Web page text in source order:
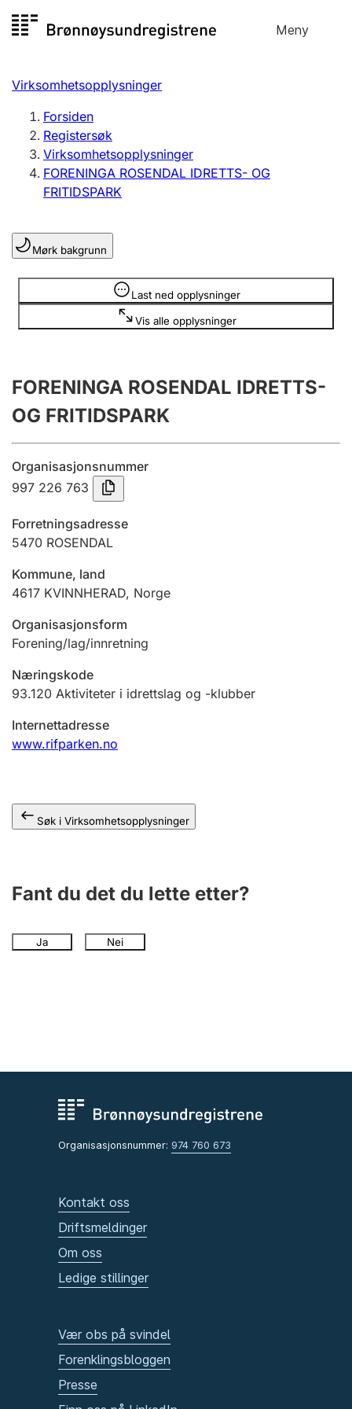
til
Meny
Registersøk
Aksjeselskap
Enkeltpersonforetak
Registrere, endre, slette
Lag og forening
Registrere, endre, slette
Flere organisasjonsformer
Årsregnskap
Innsending og forsinkelsesgebyr
Tinglysing
Jeger
Betaling og jegeravgiftskort
Ektepaktveileder
Offentlig sektor
Virksomhetsopplysninger
Forsiden
Registersøk
Virksomhetsopplysninger
FORENINGA ROSENDAL IDRETTS- OG
FRITIDSPARK
Mørk bakgrunn
Last ned opplysninger
Vis alle opplysninger
Opplysninger er skjult
FORENINGA ROSENDAL IDRETTS-
OG FRITIDSPARK
Organisasjonsnummer
997 226 763
Forretningsadresse
5470 ROSENDAL
Kommune, land
4617 KVINNHERAD, Norge
Organisasjonsform
Forening/lag/innretning
Næringskode
93.120 Aktiviteter i idrettslag og -klubber
Internettadresse
www.rifparken.no
Søk i Virksomhetsopplysninger
Fant du det du lette etter?
Ja Nei
Organisasjonsnummer: 974 760 673
Kontakt oss
Driftsmeldinger
Om oss
Ledige stillinger
Vær obs på svindel
Forenklingsbloggen
Presse